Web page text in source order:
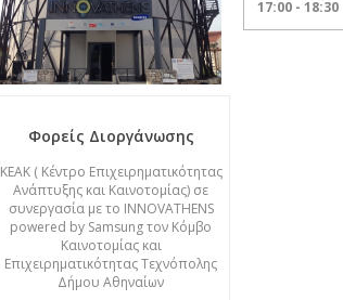
Φορείς Διοργάνωσης
ΚΕΑΚ ( Κέντρο Επιχειρηματικότητας
Ανάπτυξης και Καινοτομίας) σε
συνεργασία με το INNOVATHENS
powered by Samsung τον Κόμβο
Καινοτομίας και
Επιχειρηματικότητας Τεχνόπολης
Δήμου Αθηναίων
17:00 - 18:30